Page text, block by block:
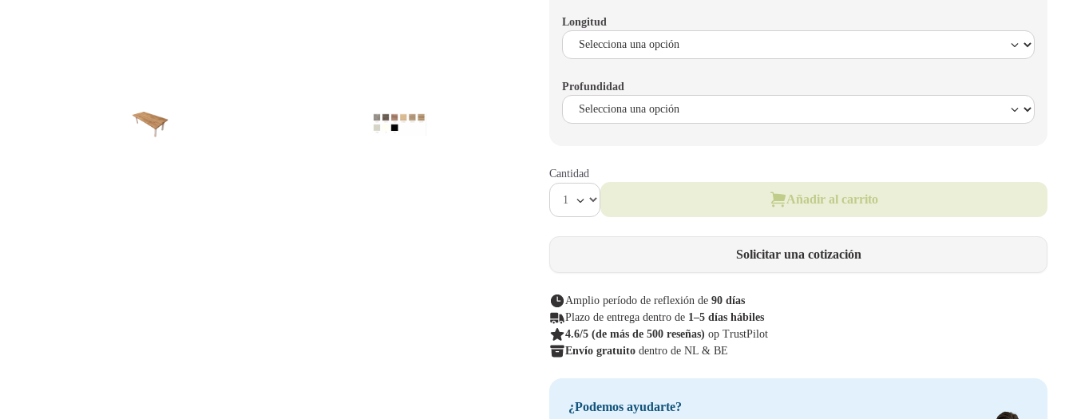
Longitud
Profundidad
Cantidad
Añadir al carrito
Solicitar una cotización
Amplio período de reflexión de 90 días
Plazo de entrega dentro de 1–5 días hábiles
4.6/5 (de más de 500 reseñas) op TrustPilot
Envío gratuito dentro de NL & BE
¿Podemos ayudarte?